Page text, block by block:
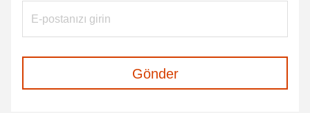
Gönder